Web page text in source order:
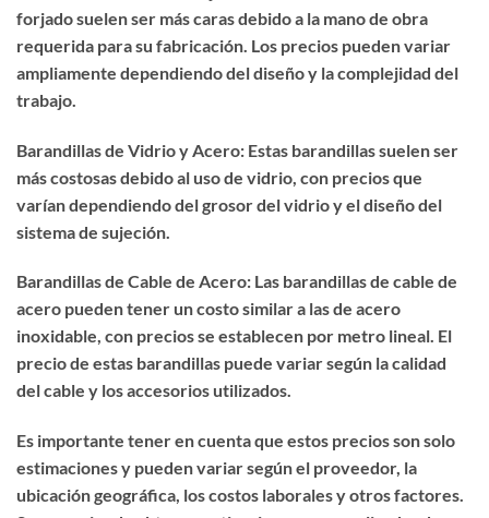
forjado suelen ser más caras debido a la mano de obra
requerida para su fabricación. Los precios pueden variar
ampliamente dependiendo del diseño y la complejidad del
trabajo.
Barandillas de Vidrio y Acero: Estas barandillas suelen ser
más costosas debido al uso de vidrio, con precios que
varían dependiendo del grosor del vidrio y el diseño del
sistema de sujeción.
Barandillas de Cable de Acero: Las barandillas de cable de
acero pueden tener un costo similar a las de acero
inoxidable, con precios se establecen por metro lineal. El
precio de estas barandillas puede variar según la calidad
del cable y los accesorios utilizados.
Es importante tener en cuenta que estos precios son solo
estimaciones y pueden variar según el proveedor, la
ubicación geográfica, los costos laborales y otros factores.